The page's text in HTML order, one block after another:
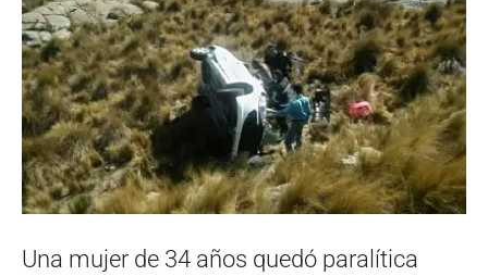
Una mujer de 34 años quedó paralítica